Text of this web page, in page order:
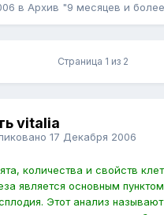
в Архив "9 месяцев и
Страница 1 из 2
vitalia
17 Декабря 2006
количества и свойств
является основным
Этот анализ